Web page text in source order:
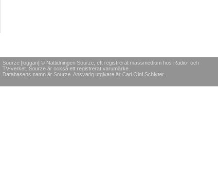
Sourze [loggan] © Nättidningen Sourze, ett registrerat massmedium hos Radio- och
TV-verket. Sourze är också ett registrerat varumärke.
Databasens namn är Sourze. Ansvarig utgivare är Carl Olof Schlyter.